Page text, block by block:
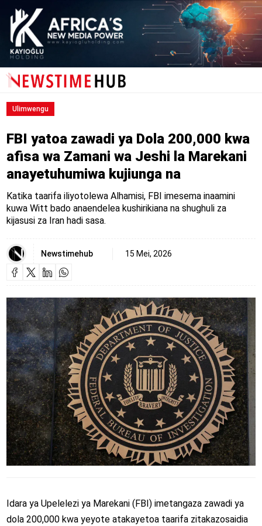
Ulimwengu
FBI yatoa zawadi ya Dola 200,000 kwa
afisa wa Zamani wa Jeshi la Marekani
anayetuhumiwa kujiunga na
Katika taarifa iliyotolewa Alhamisi, FBI imesema inaamini
kuwa Witt bado anaendelea kushirikiana na shughuli za
kijasusi za Iran hadi sasa.
Newstimehub 15 Mei, 2026
Idara ya Upelelezi ya Marekani (FBI) imetangaza zawadi ya
dola 200,000 kwa yeyote atakayetoa taarifa zitakazosaidia